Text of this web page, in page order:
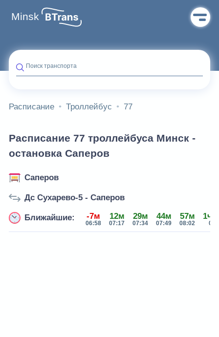
Minsk
Поиск транспорта
Расписание Троллейбус 77
Расписание 77 троллейбуса Минск -
остановка Саперов
Саперов
Дс Сухарево-5 - Саперов
Ближайшие: -7м
06:58
12м
07:17
29м
07:34
44м
07:49
57м
08:02
1ч